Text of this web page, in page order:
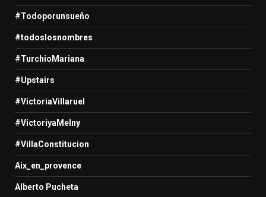
#Todoporunsueño
#todoslosnombres
#TurchioMariana
#Upstairs
#VictoriaVillaruel
#VictoriyaMelny
#VillaConstitucion
Aix_en_provence
Alberto Pucheta